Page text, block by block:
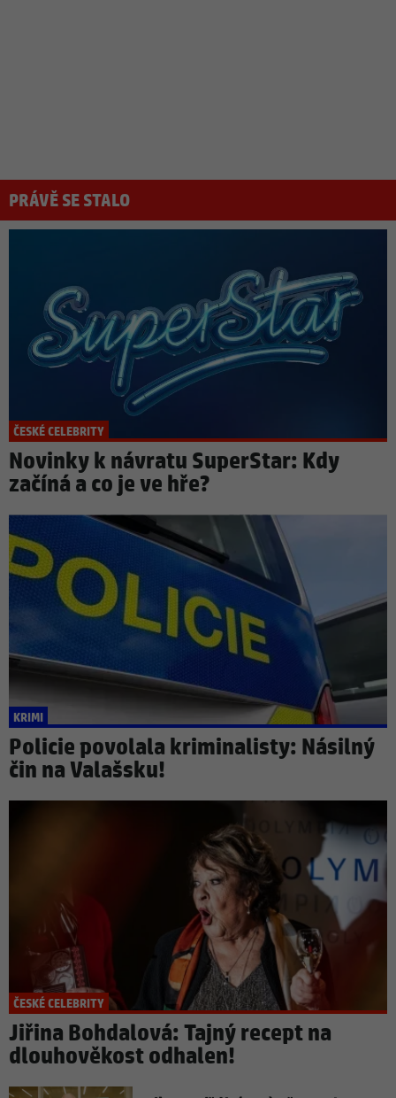
PRÁVĚ SE STALO
ČESKÉ CELEBRITY
Novinky k návratu SuperStar: Kdy
začíná a co je ve hře?
KRIMI
Policie povolala kriminalisty: Násilný
čin na Valašsku!
ČESKÉ CELEBRITY
Jiřina Bohdalová: Tajný recept na
dlouhověkost odhalen!